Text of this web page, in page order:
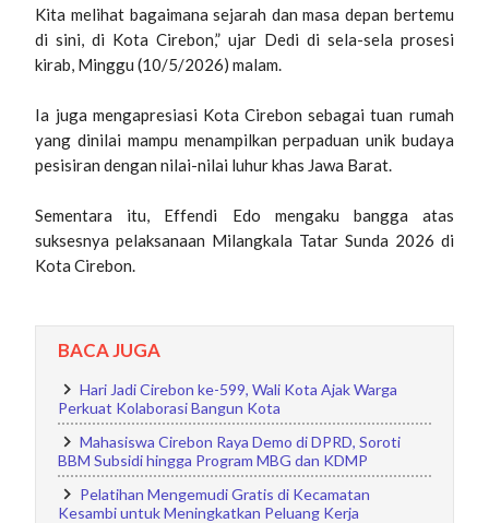
Kita melihat bagaimana sejarah dan masa depan bertemu
di sini, di Kota Cirebon,” ujar Dedi di sela-sela prosesi
kirab, Minggu (10/5/2026) malam.
Ia juga mengapresiasi Kota Cirebon sebagai tuan rumah
yang dinilai mampu menampilkan perpaduan unik budaya
pesisiran dengan nilai-nilai luhur khas Jawa Barat.
Sementara itu, Effendi Edo mengaku bangga atas
suksesnya pelaksanaan Milangkala Tatar Sunda 2026 di
Kota Cirebon.
BACA JUGA
Hari Jadi Cirebon ke-599, Wali Kota Ajak Warga
Perkuat Kolaborasi Bangun Kota
Mahasiswa Cirebon Raya Demo di DPRD, Soroti
BBM Subsidi hingga Program MBG dan KDMP
Pelatihan Mengemudi Gratis di Kecamatan
Kesambi untuk Meningkatkan Peluang Kerja